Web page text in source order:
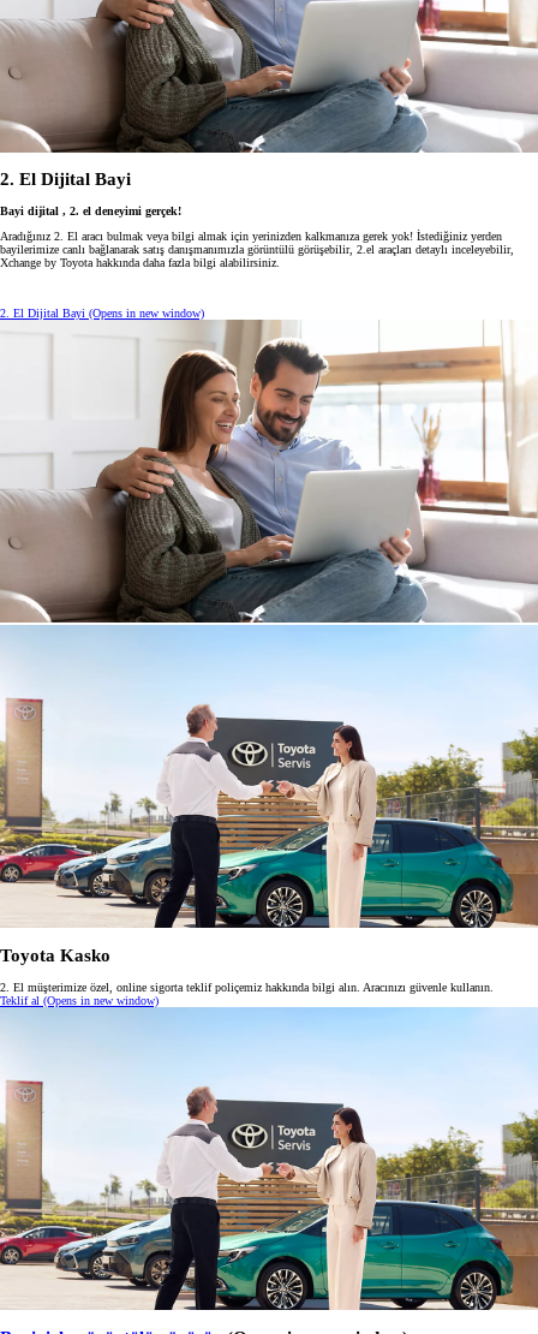
2. El Dijital Bayi
Bayi dijital , 2. el deneyimi gerçek!
Aradığınız 2. El aracı bulmak veya bilgi almak için yerinizden kalkmanıza gerek yok! İstediğiniz yerden
bayilerimize canlı bağlanarak satış danışmanımızla görüntülü görüşebilir, 2.el araçları detaylı inceleyebilir,
Xchange by Toyota hakkında daha fazla bilgi alabilirsiniz.
2. El Dijital Bayi (Opens in new window)
Toyota Kasko
2. El müşterimize özel, online sigorta teklif poliçemiz hakkında bilgi alın. Aracınızı güvenle kullanın.
Teklif al (Opens in new window)